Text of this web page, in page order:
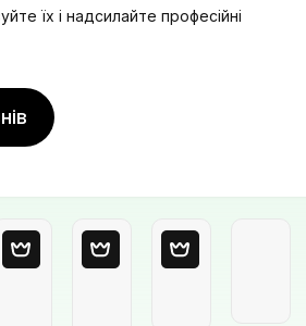
їх і надсилайте професійні